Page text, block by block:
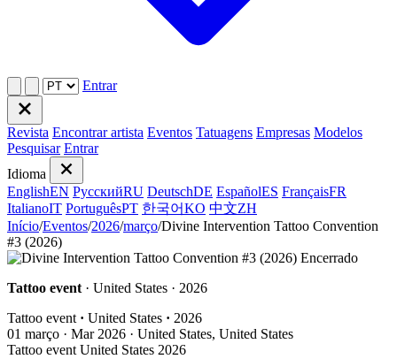
Entrar
Revista Encontrar artista Eventos Tatuagens Empresas Modelos
Pesquisar Entrar
Idioma
EnglishEN РусскийRU DeutschDE EspañolES FrançaisFR
ItalianoIT PortuguêsPT 한국어KO 中文ZH
Início/Eventos/2026/março/Divine Intervention Tattoo Convention
#3 (2026)
Encerrado
Tattoo event · United States · 2026
Tattoo event · United States · 2026
01 março · Mar 2026 · United States, United States
Tattoo event United States 2026